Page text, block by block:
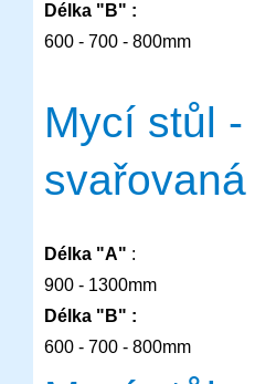
Délka "B" :
600 - 700 - 800mm
Mycí stůl -
Délka "A" :
900 - 1300mm
Délka "B" :
600 - 700 - 800mm